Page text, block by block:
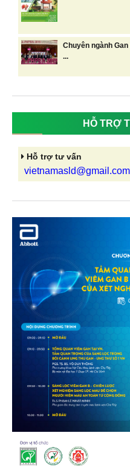
Chuyên ngành
...
HỖ TRỢ
Hỗ trợ tư vấn
vietnamasld@gmail.com